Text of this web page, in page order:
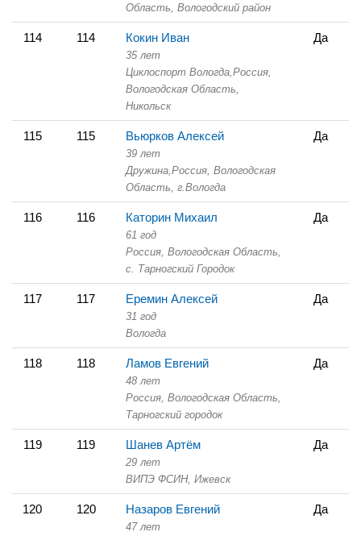
Область, Вологодский район
114 114 Кокин Иван
35 лет
Циклоспорт Вологда, Россия,
Вологодская Область,
Никольск
Да
115 115 Вьюрков Алексей
39 лет
Дружина, Россия, Вологодская
Область, г.Вологда
Да
116 116 Каторин Михаил
61 год
Россия, Вологодская Область,
с. Тарногский Городок
Да
117 117 Еремин Алексей
31 год
Вологда
Да
118 118 Ламов Евгений
48 лет
Россия, Вологодская Область,
Тарногский городок
Да
119 119 Шанев Артём
29 лет
ВИПЭ ФСИН, Ижевск
Да
120 120 Назаров Евгений
47 лет
Да